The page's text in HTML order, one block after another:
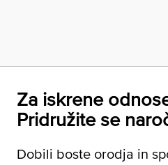
Za iskrene
Pridružite se
Dobili boste orodja in